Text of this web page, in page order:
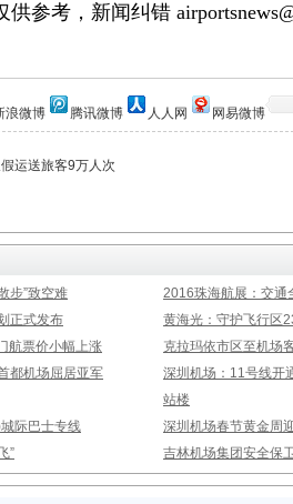
参考，新闻纠错
浪微博 腾讯微博 人人网 网易微博
运送旅客9万人次
步”致空难
2016珠海航展：交通
正式发布
黄海光：守护飞行区
航票价小幅上涨
克拉玛依市区至机场
都机场屈居亚军
深圳机场：11号线开
站楼
际巴士专线
深圳机场春节黄金周
”
吉林机场集团安全保